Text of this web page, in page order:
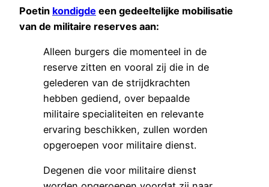
Poetin kondigde een gedeeltelijke mobilisatie
van de militaire reserves aan:
Alleen burgers die momenteel in de
reserve zitten en vooral zij die in de
gelederen van de strijdkrachten
hebben gediend, over bepaalde
militaire specialiteiten en relevante
ervaring beschikken, zullen worden
opgeroepen voor militaire dienst.
Degenen die voor militaire dienst